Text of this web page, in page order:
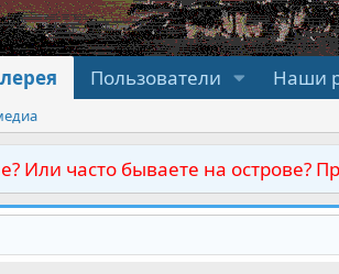
Пользователи Наши
Или часто бываете на острове?